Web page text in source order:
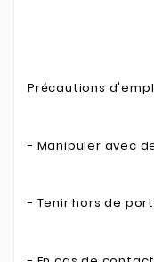
Précautions
- Manipuler avec
- Tenir hors de